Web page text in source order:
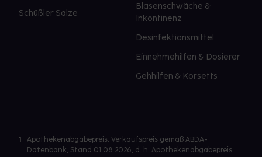
Schüßler Salze
Blasenschwäche &
Inkontinenz
Desinfektionsmittel
Einnehmehilfen & Dosierer
Gehhilfen & Korsetts
1
Apothekenabgabepreis: Verkaufspreis gemäß ABDA-
Datenbank, Stand 01.08.2026, d. h. Apothekenabgabepreis